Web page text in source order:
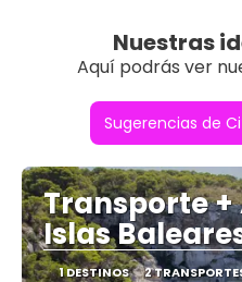
Nuestras
Aquí podrás ver
Sugerencias de
Transporte
Islas
1 DESTINOS 2